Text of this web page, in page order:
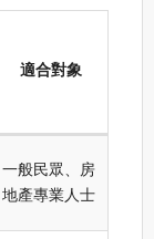
適合對象
一般民眾、房
地產專業人士